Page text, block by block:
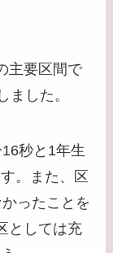
主要区間で
ました。
秒と1年生
。また、区
ったことを
としては充